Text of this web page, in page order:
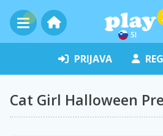
SI
PRIJAVA
Cat Girl Halloween